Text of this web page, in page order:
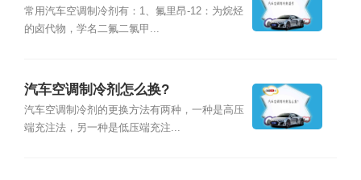
常用汽车空调制冷剂有：1、氟里昂-12：为烷烃
的卤代物，学名二氟二氯甲...
汽车空调制冷剂怎么换?
汽车空调制冷剂的更换方法有两种，一种是高压
端充注法，另一种是低压端充注...